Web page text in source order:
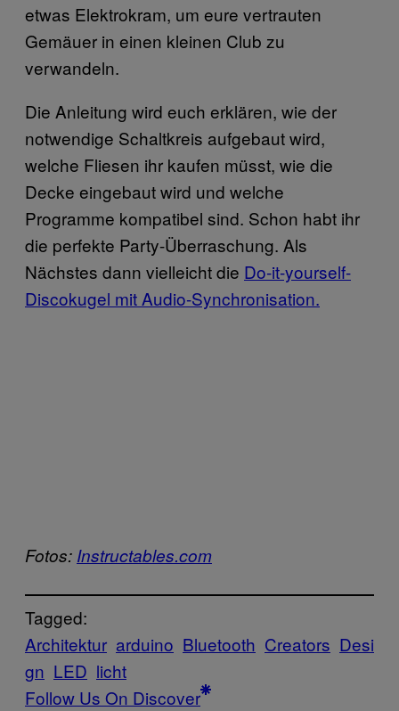
etwas Elektrokram, um eure vertrauten
Gemäuer in einen kleinen Club zu
verwandeln.
Die Anleitung wird euch erklären, wie der
notwendige Schaltkreis aufgebaut wird,
welche Fliesen ihr kaufen müsst, wie die
Decke eingebaut wird und welche
Programme kompatibel sind. Schon habt ihr
die perfekte Party-Überraschung. Als
Nächstes dann vielleicht die Do-it-yourself-
Discokugel mit Audio-Synchronisation.
Fotos: Instructables.com
Tagged:
Architektur arduino Bluetooth Creators Desi
gn LED licht
Follow Us On Discover